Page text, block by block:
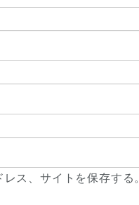
ス、サイトを保存する。